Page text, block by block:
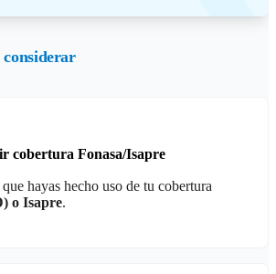
considerar
cobertura Fonasa/Isapre
hayas hecho uso de tu cobertura
o Isapre.